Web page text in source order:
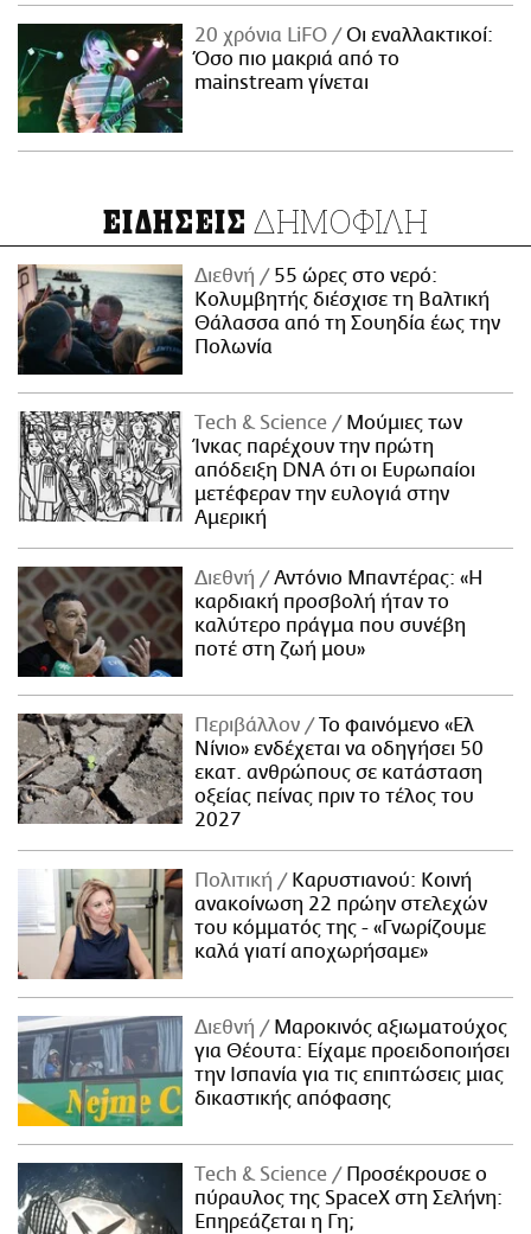
20 χρόνια LiFO
Οι εναλλακτικοί:
Όσο πιο μακριά από το
mainstream γίνεται
ΕΙΔΗΣΕΙΣ ΔΗΜΟΦΙΛΗ
Διεθνή
55 ώρες στο νερό:
Κολυμβητής διέσχισε τη Βαλτική
Θάλασσα από τη Σουηδία έως την
Πολωνία
Τech & Science
Μούμιες των
Ίνκας παρέχουν την πρώτη
απόδειξη DNA ότι οι Ευρωπαίοι
μετέφεραν την ευλογιά στην
Αμερική
Διεθνή
Αντόνιο Μπαντέρας: «Η
καρδιακή προσβολή ήταν το
καλύτερο πράγμα που συνέβη
ποτέ στη ζωή μου»
Περιβάλλον
Το φαινόμενο «Ελ
Νίνιο» ενδέχεται να οδηγήσει 50
εκατ. ανθρώπους σε κατάσταση
οξείας πείνας πριν το τέλος του
2027
Πολιτική
Καρυστιανού: Κοινή
ανακοίνωση 22 πρώην στελεχών
του κόμματός της - «Γνωρίζουμε
καλά γιατί αποχωρήσαμε»
Διεθνή
Μαροκινός αξιωματούχος
για Θέουτα: Είχαμε προειδοποιήσει
την Ισπανία για τις επιπτώσεις μιας
δικαστικής απόφασης
Τech & Science
Προσέκρουσε ο
πύραυλος της SpaceX στη Σελήνη:
Επηρεάζεται η Γη;